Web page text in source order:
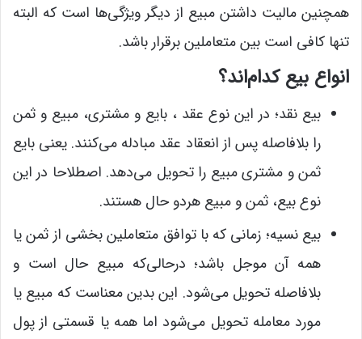
همچنین مالیت داشتن مبیع از دیگر ویژگی‌ها است که البته
تنها کافی است بین متعاملین برقرار باشد.
انواع بیع کدام‌اند؟
بیع نقد؛ در این نوع عقد ، بایع و مشتری، مبیع و ثمن
را بلافاصله پس از انعقاد عقد مبادله می‌کنند. یعنی بایع
ثمن و مشتری مبیع را تحویل می‌دهد. اصطلاحا در این
نوع بیع، ثمن و مبیع هردو حال هستند.
بیع نسیه؛ زمانی که با توافق متعاملین بخشی از ثمن یا
همه آن موجل باشد؛ درحالی‌که مبیع حال است و
بلافاصله تحویل می‌شود. این بدین معناست که مبیع یا
مورد معامله تحویل می‌شود اما همه یا قسمتی از پول